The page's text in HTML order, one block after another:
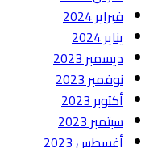
فبراير 2024
يناير 2024
ديسمبر 2023
نوفمبر 2023
أكتوبر 2023
سبتمبر 2023
أغسطس 2023